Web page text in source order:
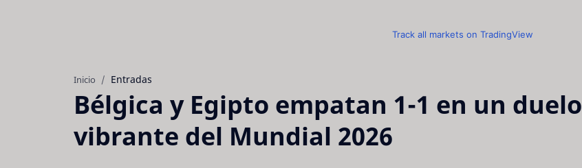
Track all markets on TradingView
Inicio Entradas
Bélgica y Egipto empatan 1-1 en un duelo
vibrante del Mundial 2026